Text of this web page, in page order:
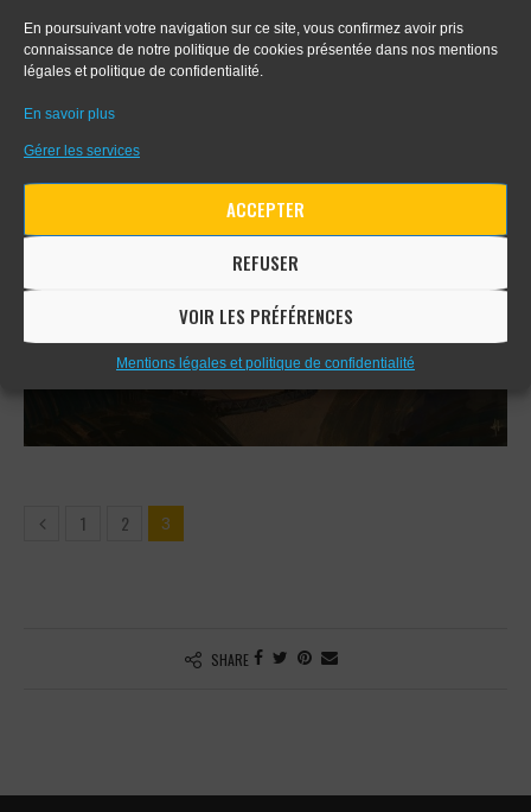
En poursuivant votre navigation sur ce site, vous confirmez avoir pris
connaissance de notre politique de cookies présentée dans nos mentions
légales et politique de confidentialité.
En savoir plus
Gérer les services
ACCEPTER
REFUSER
VOIR LES PRÉFÉRENCES
Mentions légales et politique de confidentialité
1 2 3
SHARE